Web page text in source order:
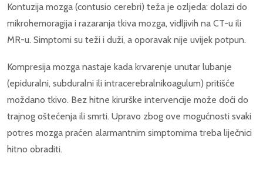
Kontuzija mozga (contusio cerebri) teža je ozljeda: dolazi do
mikrohemoragija i razaranja tkiva mozga, vidljivih na CT-u ili
MR-u. Simptomi su teži i duži, a oporavak nije uvijek potpun.
Kompresija mozga nastaje kada krvarenje unutar lubanje
(epiduralni, subduralni ili intracerebralnikoagulum) pritišće
moždano tkivo. Bez hitne kirurške intervencije može doći do
trajnog oštećenja ili smrti. Upravo zbog ove mogućnosti svaki
potres mozga praćen alarmantnim simptomima treba liječnici
hitno obraditi.